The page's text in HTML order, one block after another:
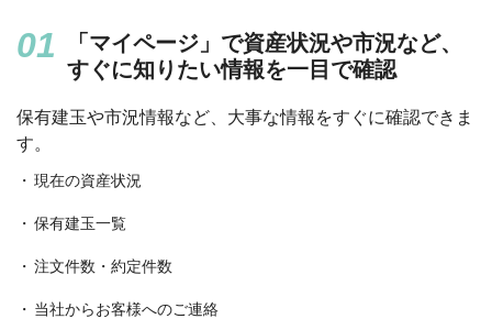
「マイページ」で資産状況や市況など、
すぐに知りたい情報を一目で確認
保有建玉や市況情報など、大事な情報をすぐに確認できま
す。
現在の資産状況
保有建玉一覧
注文件数・約定件数
当社からお客様へのご連絡